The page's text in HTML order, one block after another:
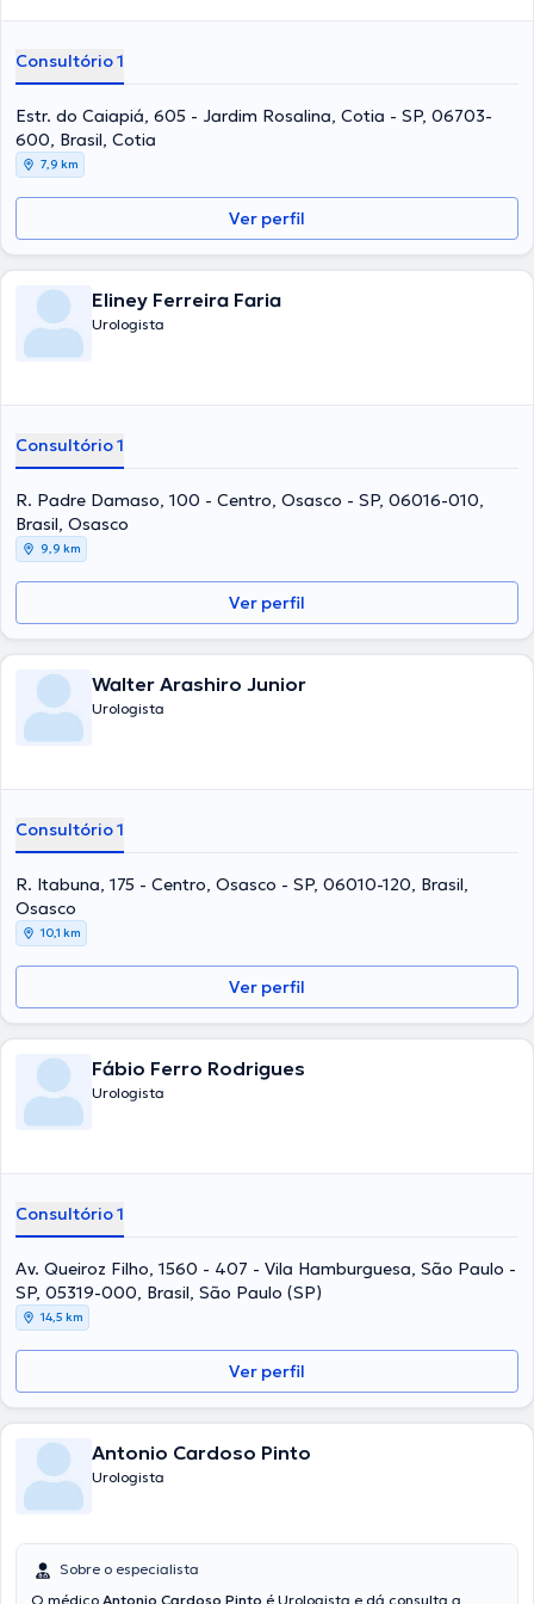
Consultório 1
Estr. do Caiapiá, 605 - Jardim Rosalina, Cotia - SP, 06703-
600, Brasil, Cotia
7,9 km
Ver perfil
Eliney Ferreira Faria
Urologista
Consultório 1
R. Padre Damaso, 100 - Centro, Osasco - SP, 06016-010,
Brasil, Osasco
9,9 km
Ver perfil
Walter Arashiro Junior
Urologista
Consultório 1
R. Itabuna, 175 - Centro, Osasco - SP, 06010-120, Brasil,
Osasco
10,1 km
Ver perfil
Fábio Ferro Rodrigues
Urologista
Consultório 1
Av. Queiroz Filho, 1560 - 407 - Vila Hamburguesa, São Paulo -
SP, 05319-000, Brasil, São Paulo (SP)
14,5 km
Ver perfil
Antonio Cardoso Pinto
Urologista
Sobre o especialista
O médico Antonio Cardoso Pinto é Urologista e dá consulta a